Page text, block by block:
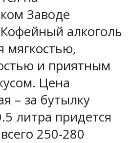
Заводе
алкоголь
мягкостью,
и приятным
Цена
– за бутылку
литра придется
250-280